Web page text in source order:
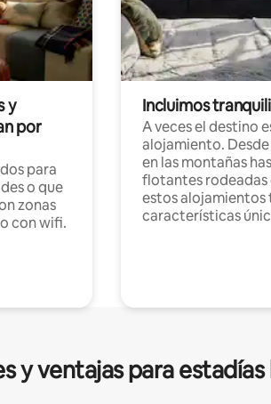
y
por
para
o que
zonas
con wifi.
Incluimos
A veces el destino
alojamiento.
en las montañas
flotantes rodeadas
estos alojamientos
características
y ventajas para estadías